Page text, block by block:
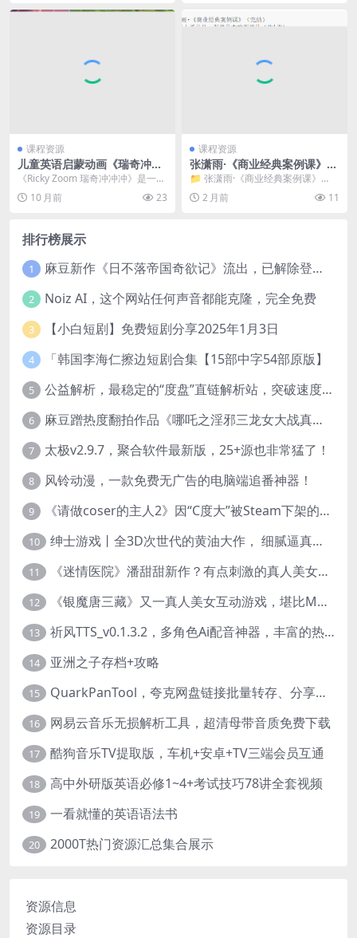
课程资源
儿童英语启蒙动画《瑞奇冲冲
冲 Ricky Zoom》
《Ricky Zoom 瑞奇冲冲冲》是一部
面向儿童的动画系列，讲述了一群
可爱的摩...
10 月前 23
课程资源
张潇雨·《商业经典案例课》
（完结）
📁 张潇雨·《商业经典案例课》
（完结） 📁 16丨爱马仕：奢侈品
中...2 月前 11
排行榜展示
1 麻豆新作《日不落帝国奇欲记》流出，已解除登录验证！
2 Noiz AI，这个网站任何声音都能克隆，完全免费
3 【小白短剧】免费短剧分享2025年1月3日
4 「韩国李海仁擦边短剧合集【15部中字54部原版】
5 公益解析，最稳定的“度盘”直链解析站，突破速度限制
6 麻豆蹭热度翻拍作品《哪吒之淫邪三龙女大战真阳魔童》 已上线
7 太极v2.9.7，聚合软件最新版，25+源也非常猛了！
8 风铃动漫，一款免费无广告的电脑端追番神器！
9 《请做coser的主人2》因“C度大”被Steam下架的真人美女互动游戏！
10 绅士游戏丨全3D次世代的黄油大作， 细腻逼真的双人互动狂想曲！
11 《迷情医院》潘甜甜新作？有点刺激的真人美女互动游戏
12 《银魔唐三藏》又一真人美女互动游戏，堪比M豆！
13 祈风TTS_v0.1.3.2，多角色Ai配音神器，丰富的热门音色
14 亚洲之子存档+攻略
15 QuarkPanTool，夸克网盘链接批量转存、分享和下载工具
16 网易云音乐无损解析工具，超清母带音质免费下载
17 酷狗音乐TV提取版，车机+安卓+TV三端会员互通
18 高中外研版英语必修1~4+考试技巧78讲全套视频
19 一看就懂的英语语法书
20 2000T热门资源汇总集合展示
资源信息
资源目录